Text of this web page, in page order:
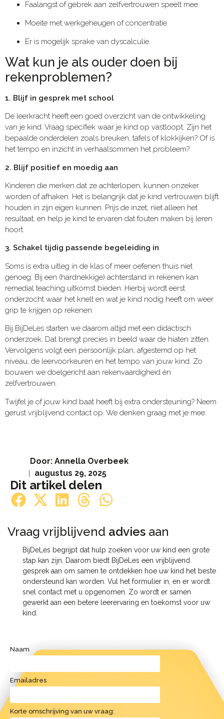
Door: Annella Overbeek
augustus 29, 2025
Dit artikel delen
Faalangst of gebrek aan zelfvertrouwen speelt mee.
Moeite met werkgeheugen of concentratie.
Er is mogelijk sprake van dyscalculie.
Wat kun je als ouder doen bij
rekenproblemen?
1. Blijf in gesprek met school
De leerkracht heeft een goed overzicht van de ontwikkeling
van je kind. Vraag specifiek waar je kind op vastloopt. Zijn het
bepaalde onderdelen zoals breuken, tafels of klokkijken? Of is
het tempo en inzicht in verhaalsommen het probleem?
2. Blijf positief en moedig aan
Kinderen die merken dat ze achterlopen, kunnen onzeker
worden of afhaken. Het is belangrijk dat je kind vertrouwen blijft
houden in zijn eigen kunnen. Prijs de inzet, niet alleen het
resultaat, en help je kind te ervaren dat fouten maken bij leren
hoort.
3. Schakel tijdig passende begeleiding in
Soms is extra uitleg in de klas of meer oefenen thuis niet
genoeg. Bij een (hardnekkige) achterstand in rekenen kan
remedial teaching uitkomst bieden. Hierbij wordt eerst
onderzocht waar het knelt en wat je kind nodig heeft om weer
grip te krijgen op rekenen.
Bij BijDeLes starten we daarom altijd met een didactisch
onderzoek. Dat brengt precies in beeld waar de hiaten zitten.
Vervolgens volgt een persoonlijk plan, afgestemd op het
niveau, de leervoorkeuren en het tempo van jouw kind. Zo
bouwen we doelgericht aan rekenvaardigheid én
zelfvertrouwen.
Twijfel je of jouw kind baat heeft bij extra ondersteuning? Neem
gerust vrijblijvend contact op. We denken graag met je mee.
Vraag vrijblijvend advies aan​
BijDeLes begrijpt dat hulp zoeken voor uw kind een grote
stap kan zijn. Daarom biedt BijDeLes een vrijblijvend
gesprek aan om samen te ontdekken hoe uw kind het beste
ondersteund kan worden. Vul het formulier in, en er wordt
snel contact met u opgenomen. Zo wordt er samen
gewerkt aan een betere leerervaring en toekomst voor uw
kind.
Naam
Emailadres
Korte omschrijving van uw vraag: